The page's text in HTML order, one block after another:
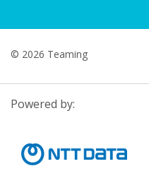
© 2026 Teaming
Powered by: